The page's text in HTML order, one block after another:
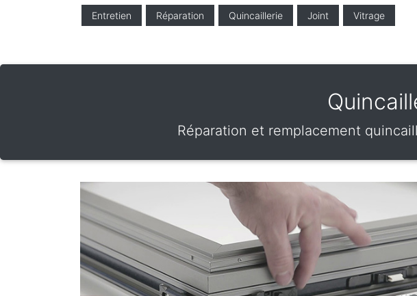
Entretien Réparation Quincaillerie Joint Vitrage
Réparation et remplacement